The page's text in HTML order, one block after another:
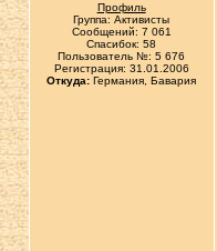
Профиль
Группа: Активисты
Сообщений: 7 061
Спасибок: 58
Пользователь №: 5 676
Регистрация: 31.01.2006
Откуда: Германия, Бавария